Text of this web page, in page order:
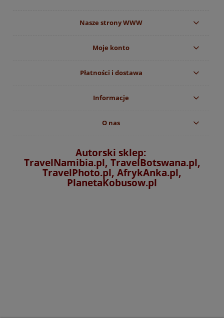
Nasze strony WWW
Moje konto
Płatności i dostawa
Informacje
O nas
Autorski sklep:
TravelNamibia.pl, TravelBotswana.pl,
TravelPhoto.pl, AfrykAnka.pl,
PlanetaKobusow.pl